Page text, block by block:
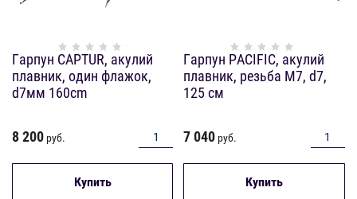
Гарпун CAPTUR, акулий
плавник, один флажок,
d7мм 160cm
8 200 руб.
Купить
Гарпун PACIFIC, акулий
плавник, резьба М7, d7,
125 см
7 040 руб.
Купить